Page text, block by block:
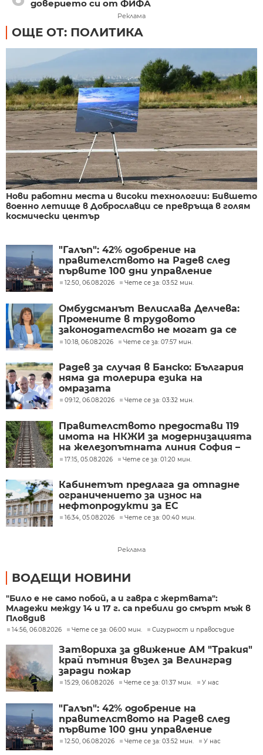
доверието си от ФИФА
Реклама
ОЩЕ ОТ: ПОЛИТИКА
Нови работни места и високи технологии: Бившето
военно летище в Доброславци се превръща в голям
космически център
"Галъп": 42% одобрение на
правителството на Радев след
първите 100 дни управление
12:50, 06.08.2026 Чете се за: 03:52 мин.
Омбудсманът Велислава Делчева:
Промените в трудовото
законодателство не могат да се
правят през бюджета
10:18, 06.08.2026 Чете се за: 07:57 мин.
Радев за случая в Банско: България
няма да толерира езика на
омразата
09:12, 06.08.2026 Чете се за: 03:32 мин.
Правителството предостави 119
имота на НКЖИ за модернизацията
на железопътната линия София –
Пловдив
17:15, 05.08.2026 Чете се за: 01:20 мин.
Кабинетът предлага да отпадне
ограничението за износ на
нефтопродукти за ЕС
16:34, 05.08.2026 Чете се за: 00:40 мин.
Реклама
ВОДЕЩИ НОВИНИ
"Било е не само побой, а и гавра с жертвата":
Младежи между 14 и 17 г. са пребили до смърт мъж в
Пловдив
14:56, 06.08.2026 Чете се за: 06:00 мин. Сигурност и правосъдие
Затвориха за движение АМ "Тракия"
край пътния възел за Велинград
заради пожар
15:29, 06.08.2026 Чете се за: 01:37 мин. У нас
"Галъп": 42% одобрение на
правителството на Радев след
първите 100 дни управление
12:50, 06.08.2026 Чете се за: 03:52 мин. У нас